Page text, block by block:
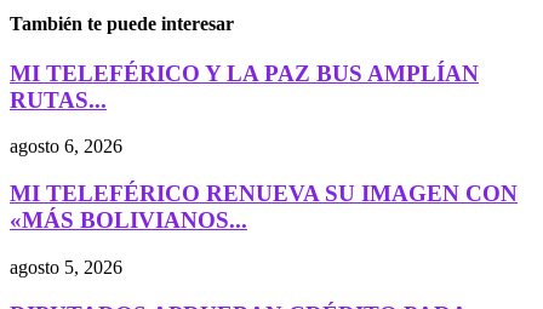
También te puede interesar
MI TELEFÉRICO Y LA PAZ BUS AMPLÍAN
RUTAS...
agosto 6, 2026
MI TELEFÉRICO RENUEVA SU IMAGEN CON
«MÁS BOLIVIANOS...
agosto 5, 2026